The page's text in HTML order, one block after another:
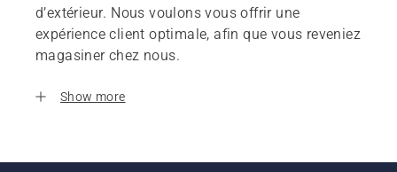
d’extérieur. Nous voulons vous offrir une
expérience client optimale, afin que vous reveniez
magasiner chez nous.
Show more